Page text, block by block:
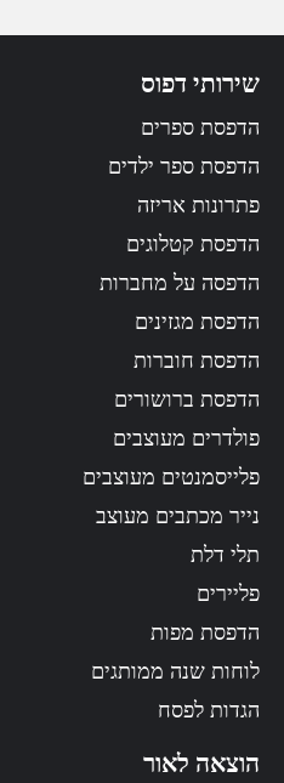
שירותי דפוס
הדפסת ספרים
הדפסת ספר ילדים
פתרונות אריזה
הדפסת קטלוגים
הדפסה על מחברות
הדפסת מגזינים
הדפסת חוברות
הדפסת ברושורים
פולדרים מעוצבים
פלייסמנטים מעוצבים
נייר מכתבים מעוצב
תלי דלת
פליירים
הדפסת מפות
לוחות שנה ממותגים
הגדות לפסח
הוצאה לאור